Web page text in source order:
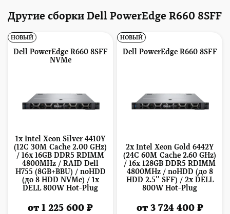
Другие сборки Dell PowerEdge R660 8SFF
Dell PowerEdge R660 8SFF
NVMe
1x Intel Xeon Silver 4410Y
(12C 30M Cache 2.00 GHz)
/ 16x 16GB DDR5 RDIMM
4800MHz / RAID Dell
H755 (8GB+BBU) / noHDD
(до 8 HDD NVMe) / 1x
DELL 800W Hot-Plug
от 1 225 600 ₽
НОВЫЙ
Dell PowerEdge R660 8SFF
2x Intel Xeon Gold 6442Y
(24C 60M Cache 2.60 GHz)
/ 16x 128GB DDR5 RDIMM
4800MHz / noHDD (до 8
HDD 2.5'' SFF) / 2x DELL
800W Hot-Plug
от 3 724 400 ₽
НОВЫЙ